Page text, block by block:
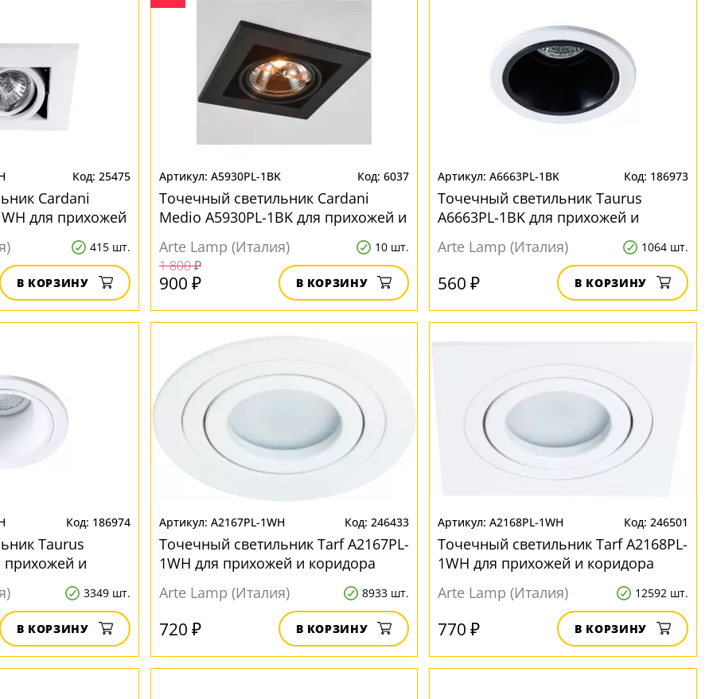
25475
Cardani
для прихожей
415 шт.
В КОРЗИНУ
A5930PL-1BK 6037
Точечный светильник Cardani
Medio A5930PL-1BK для прихожей и
Arte Lamp (Италия) 10 шт.
1 800 ₽
900 ₽ В КОРЗИНУ
A6663PL-1BK 186973
Точечный светильник Taurus
A6663PL-1BK для прихожей и
Arte Lamp (Италия) 1064 шт.
560 ₽ В КОРЗИНУ
186974
Taurus
прихожей и
3349 шт.
В КОРЗИНУ
A2167PL-1WH 246433
Точечный светильник Tarf A2167PL-
1WH для прихожей и коридора
Arte Lamp (Италия)
8933 шт.
720 ₽ В КОРЗИНУ
A2168PL-1WH 246501
Точечный светильник Tarf A2168PL-
1WH для прихожей и коридора
Arte Lamp (Италия)
12592 шт.
770 ₽ В КОРЗИНУ